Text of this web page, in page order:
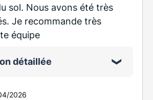
sol. Nous avons été très
Je recommande très
équipe
détaillée
2026